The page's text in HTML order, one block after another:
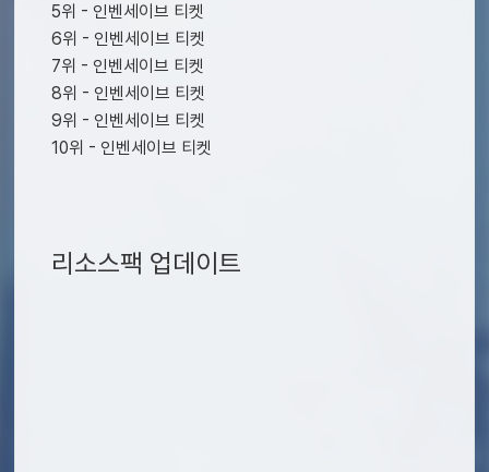
5위 - 인벤세이브 티켓
6위 - 인벤세이브 티켓
7위 - 인벤세이브 티켓
8위 - 인벤세이브 티켓
9위 - 인벤세이브 티켓
10위 - 인벤세이브 티켓
리소스팩 업데이트